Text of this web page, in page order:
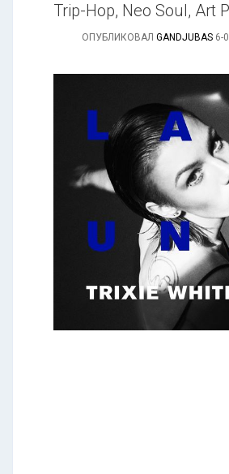
Trip-Hop, Neo Soul, Art
ОПУБЛИКОВАЛ GANDJUBAS 6-